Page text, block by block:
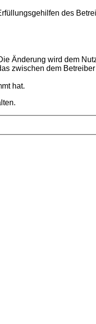
des
Änderung wird dem
zwischen dem
hat.